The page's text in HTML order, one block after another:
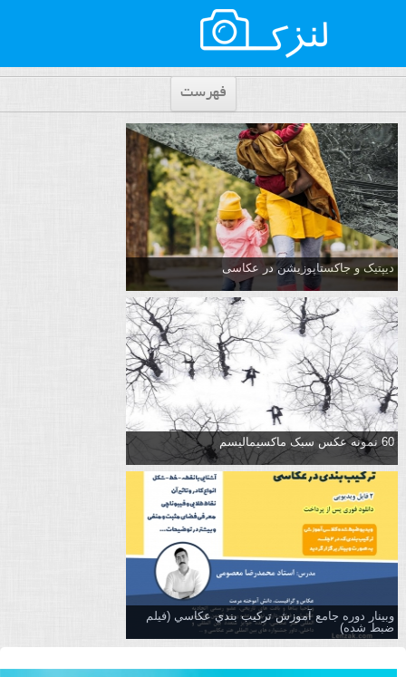
فهرست
دیپتیک و جاکستا‌پوزیشن در عکاسی
60 نمونه عکس سبک ماکسیمالیسم
وبینار دوره جامع آموزش تركيب بندي عكاسي (فیلم
ضبط شده)